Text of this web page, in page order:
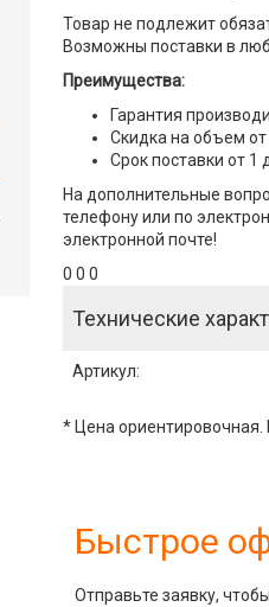
Товар не подлежит
Возможны поставки в
Преимущества:
Гарантия
Скидка на объем от
Срок поставки от 1
На дополнительные
телефону или по
электронной почте!
0 0 0
Технические
Артикул:
* Цена ориентировочная.
Быстрое
Отправьте заявку,